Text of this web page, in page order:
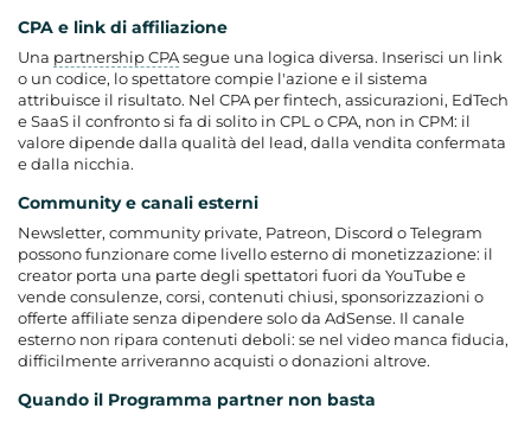
CPA e link di affiliazione
Una partnership CPAsegue una logica diversa. Inserisci un link
o un codice, lo spettatore compie l'azione e il sistema
attribuisce il risultato. Nel CPA per fintech, assicurazioni, EdTech
e SaaS il confronto si fa di solito in CPL o CPA, non in CPM: il
valore dipende dalla qualità del lead, dalla vendita confermata
e dalla nicchia.
Community e canali esterni
Newsletter, community private, Patreon, Discord o Telegram
possono funzionare come livello esterno di monetizzazione: il
creator porta una parte degli spettatori fuori da YouTube e
vende consulenze, corsi, contenuti chiusi, sponsorizzazioni o
offerte affiliate senza dipendere solo da AdSense. Il canale
esterno non ripara contenuti deboli: se nel video manca fiducia,
difficilmente arriveranno acquisti o donazioni altrove.
Quando il Programma partner non basta